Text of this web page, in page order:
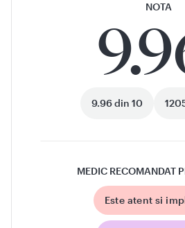
NOTA
9.96 din 10
MEDIC RECOMANDAT
Este atent si